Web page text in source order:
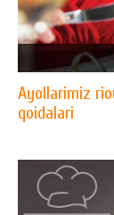
Ayollarimiz
qoidalari